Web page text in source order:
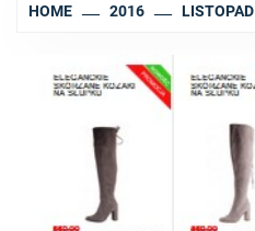
HOME 2016 LISTOPAD